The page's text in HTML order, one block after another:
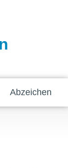
Abzeichen